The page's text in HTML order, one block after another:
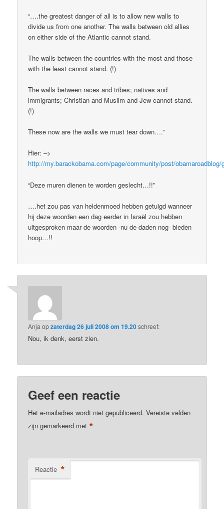
“….the greatest danger of all is to allow new walls to
divide us from one another. The walls between old allies
on either side of the Atlantic cannot stand.
The walls between the countries with the most and those
with the least cannot stand. (!)
The walls between races and tribes; natives and
immigrants; Christian and Muslim and Jew cannot stand.
(!)
These now are the walls we must tear down….”
Hier: –>
http://my.barackobama.com/page/community/post/obamaroadblog/
“Deze muren dienen te worden geslecht…!!”
….het zou pas van heldenmoed hebben getuigd wanneer
hij deze woorden een dag eerder in Israël zou hebben
uitgesproken maar de woorden -nu de daden nog- bieden
hoop…!!
Anja opzaterdag 26 juli 2008 om 19.20schreef:
Nou, ik denk, eerst zien.
Geef een reactie
Het e-mailadres wordt niet gepubliceerd. Vereiste velden
zijn gemarkeerd met*
Reactie *